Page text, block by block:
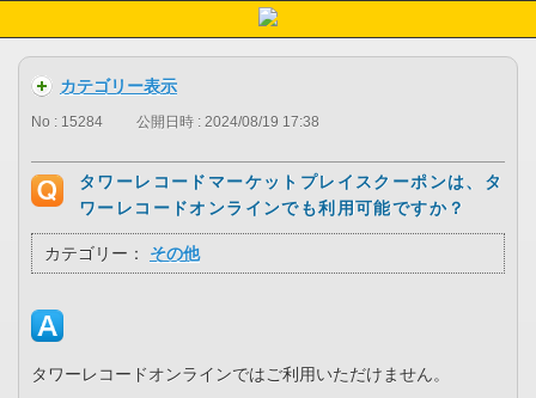
カテゴリー表示
No : 15284 公開日時 : 2024/08/19 17:38
タワーレコードマーケットプレイスクーポンは、タ
ワーレコードオンラインでも利用可能ですか？
カテゴリー： その他
タワーレコードオンラインではご利用いただけません。